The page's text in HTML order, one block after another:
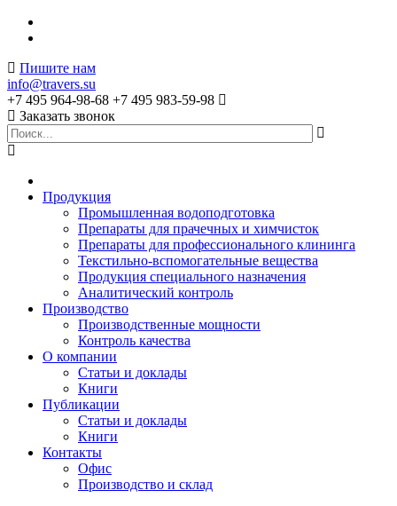
Пишите нам
info@travers.su
+7 495 964-98-68 +7 495 983-59-98
Заказать звонок
Продукция
Промышленная водоподготовка
Препараты для прачечных и химчисток
Препараты для профессионального клининга
Текстильно-вспомогательные вещества
Продукция специального назначения
Аналитический контроль
Производство
Производственные мощности
Контроль качества
О компании
Статьи и доклады
Книги
Публикации
Статьи и доклады
Книги
Контакты
Офис
Производство и склад